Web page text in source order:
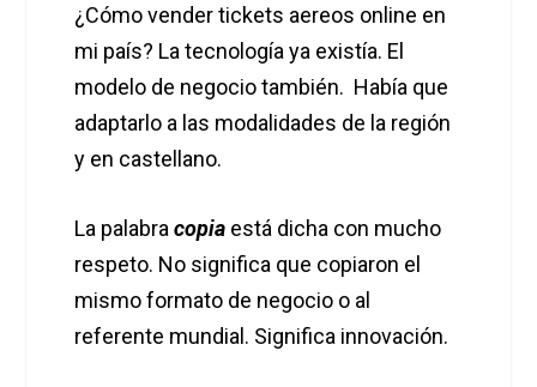
¿Cómo vender tickets aereos online en
mi país? La tecnología ya existía. El
modelo de negocio también. Había que
adaptarlo a las modalidades de la región
y en castellano.
La palabracopia está dicha con mucho
respeto. No significa que copiaron el
mismo formato de negocio o al
referente mundial. Significa innovación.